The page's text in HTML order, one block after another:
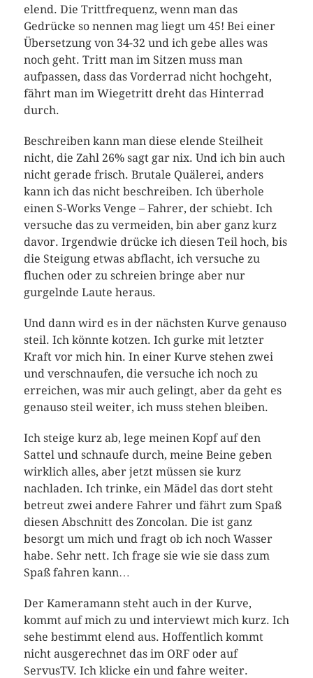
elend. Die Trittfrequenz, wenn man das
Gedrücke so nennen mag liegt um 45! Bei einer
Übersetzung von 34-32 und ich gebe alles was
noch geht. Tritt man im Sitzen muss man
aufpassen, dass das Vorderrad nicht hochgeht,
fährt man im Wiegetritt dreht das Hinterrad
durch.
Beschreiben kann man diese elende Steilheit
nicht, die Zahl 26% sagt gar nix. Und ich bin auch
nicht gerade frisch. Brutale Quälerei, anders
kann ich das nicht beschreiben. Ich überhole
einen S-Works Venge – Fahrer, der schiebt. Ich
versuche das zu vermeiden, bin aber ganz kurz
davor. Irgendwie drücke ich diesen Teil hoch, bis
die Steigung etwas abflacht, ich versuche zu
fluchen oder zu schreien bringe aber nur
gurgelnde Laute heraus.
Und dann wird es in der nächsten Kurve genauso
steil. Ich könnte kotzen. Ich gurke mit letzter
Kraft vor mich hin. In einer Kurve stehen zwei
und verschnaufen, die versuche ich noch zu
erreichen, was mir auch gelingt, aber da geht es
genauso steil weiter, ich muss stehen bleiben.
Ich steige kurz ab, lege meinen Kopf auf den
Sattel und schnaufe durch, meine Beine geben
wirklich alles, aber jetzt müssen sie kurz
nachladen. Ich trinke, ein Mädel das dort steht
betreut zwei andere Fahrer und fährt zum Spaß
diesen Abschnitt des Zoncolan. Die ist ganz
besorgt um mich und fragt ob ich noch Wasser
habe. Sehr nett. Ich frage sie wie sie dass zum
Spaß fahren kann…
Der Kameramann steht auch in der Kurve,
kommt auf mich zu und interviewt mich kurz. Ich
sehe bestimmt elend aus. Hoffentlich kommt
nicht ausgerechnet das im ORF oder auf
ServusTV. Ich klicke ein und fahre weiter.